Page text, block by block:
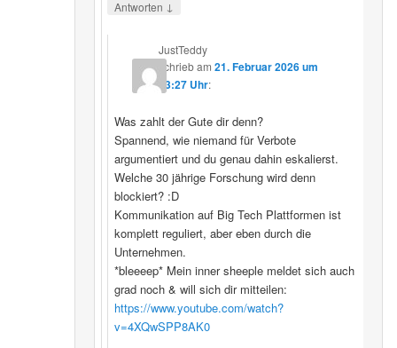
Antworten ↓
JustTeddy
schriebam 21. Februar 2026 um
13:27 Uhr:
Was zahlt der Gute dir denn?
Spannend, wie niemand für Verbote
argumentiert und du genau dahin eskalierst.
Welche 30 jährige Forschung wird denn
blockiert? :D
Kommunikation auf Big Tech Plattformen ist
komplett reguliert, aber eben durch die
Unternehmen.
*bleeeep* Mein inner sheeple meldet sich auch
grad noch & will sich dir mitteilen:
https://www.youtube.com/watch?
v=4XQwSPP8AK0